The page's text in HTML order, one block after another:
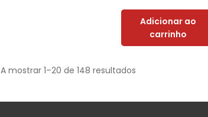
Adicionar ao
carrinho
A mostrar 1–20 de 148 resultados